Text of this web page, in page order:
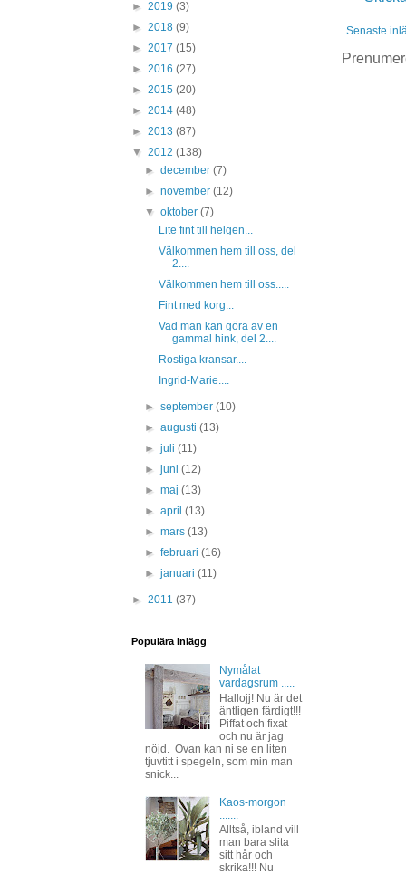
Senaste
► 2019 (3)
► 2018 (9)
► 2017 (15)
► 2016 (27)
► 2015 (20)
► 2014 (48)
► 2013 (87)
▼ 2012 (138)
►december(7)
►november(12)
▼oktober(7)
Lite fint till helgen...
Välkommen hem till oss, del
2....
Välkommen hem till oss.....
Fint med korg...
Vad man kan göra av en
gammal hink, del 2....
Rostiga kransar....
Ingrid-Marie....
►september(10)
►augusti(13)
►juli(11)
►juni(12)
►maj(13)
►april(13)
►mars(13)
►februari(16)
►januari(11)
► 2011 (37)
Populära inlägg
Nymålat
vardagsrum .....
Hallojj! Nu är det
äntligen färdigt!!!
Piffat och fixat
och nu är jag
nöjd. Ovan kan ni se en liten
tjuvtitt i spegeln, som min man
snick...
Kaos-morgon
Alltså, ibland vill
man bara slita
sitt hår och
skrika!!! Nu